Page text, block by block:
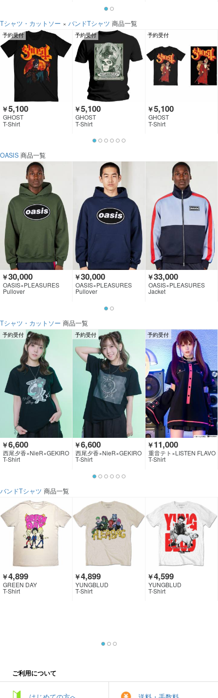
Tシャツ・カットソー × バンドTシャツ 商品一覧
予約受付
￥5,100
GHOST
T-Shirt
予約受付
￥5,100
GHOST
T-Shirt
予約受付
￥5,100
GHOST
T-Shirt
OASIS 商品一覧
￥30,000
OASIS×PLEASURES
Pullover
￥30,000
OASIS×PLEASURES
Pullover
￥33,000
OASIS×PLEASURES
Jacket
Tシャツ・カットソー 商品一覧
予約受付
￥6,600
西尾夕香×NieR×GEKIRO
CK CLOTHING
T-Shirt
予約受付
￥6,600
西尾夕香×NieR×GEKIRO
CK CLOTHING
T-Shirt
予約受付
￥11,000
重音テト×LISTEN FLAVO
R
T-Shirt
バンドTシャツ 商品一覧
￥4,899
GREEN DAY
T-Shirt
￥4,899
YUNGBLUD
T-Shirt
￥4,599
YUNGBLUD
T-Shirt
ご利用について